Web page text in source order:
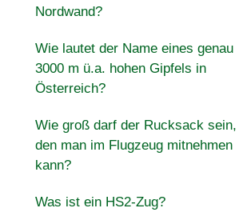
Nordwand?
Wie lautet der Name eines genau
3000 m ü.a. hohen Gipfels in
Österreich?
Wie groß darf der Rucksack sein,
den man im Flugzeug mitnehmen
kann?
Was ist ein HS2-Zug?